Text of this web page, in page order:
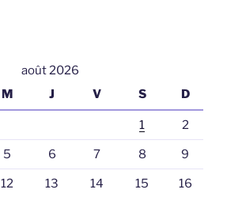
août 2026
M J V S D
1 2
5 6 7 8 9
12 13 14 15 16